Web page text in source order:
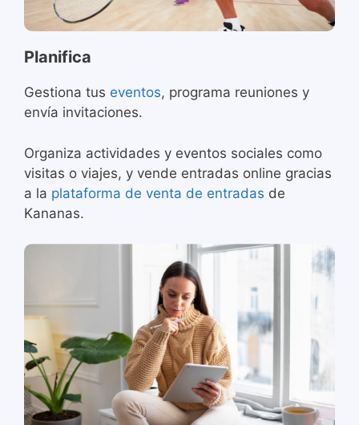
Planifica
Gestiona tus eventos, programa reuniones y
envía invitaciones.
Organiza actividades y eventos sociales como
visitas o viajes, y vende entradas online gracias
a la plataforma de venta de entradas de
Kananas.